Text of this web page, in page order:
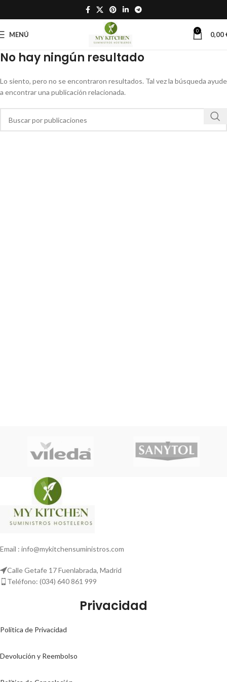
MENÚ 0 0,00
No hay ningún resultado
Lo siento, pero no se encontraron resultados. Tal vez la búsqueda ayude
a encontrar una publicación relacionada.
Email : info@mykitchensuministros.com
Calle Getafe 17 Fuenlabrada, Madrid
Teléfono: (034) 640 861 999
Privacidad
Politica de Privacidad
Devolución y Reembolso